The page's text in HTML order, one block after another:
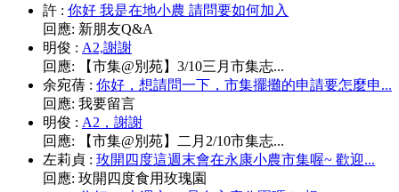
許 : 你好 我是在地小農 請問要如何加入
回應: 新朋友Q&A
明俊 : A2,謝謝
回應:
【市集@別苑】3/10三月市集志...
余宛蒨 : 你好，想請問一下，市集擺攤的申請要怎麼申...
回應: 我要留言
明俊 : A2，謝謝
回應:
【市集@別苑】二月2/10市集志...
左莉貞 : 玫開四度這週末會在永康小農市集喔~ 歡迎...
回應: 玫開四度食用玫瑰園